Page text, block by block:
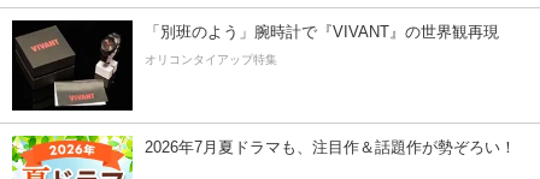
「別班のよう」腕時計で『VIVANT』の世界観再現
オリコンタイアップ特集
2026年7月夏ドラマも、注目作＆話題作が勢ぞろい！